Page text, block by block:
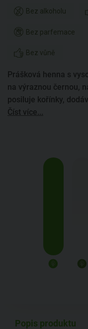
Bez alkoholu
Bez parfemace
Bez vůně
Prášková henna s
na výraznou černou,
posiluje kořínky,
Číst více...
Popis produktu